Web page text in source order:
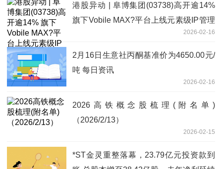
港股异动 | 阜博集团(03738)高开逾14%
旗下Vobile MAX?平台上线元素级IP管理
2026-02-16
2月16日生意社丙酮基准价为4650.00元/
吨 每日资讯
2026-02-16
2026高铁概念股梳理(附名单)
（2026/2/13）
2026-02-15
*ST金灵重整落幕，23.79亿元投资款到